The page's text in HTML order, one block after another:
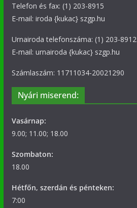
Telefon és fax: (1) 203-8915
E-mail: iroda {kukac} szgp.hu
Urnairoda telefonszáma: (1) 203-8912
E-mail: urnairoda {kukac} szgp.hu
Számlaszám: 11711034-20021290
Nyári miserend:
Vasárnap:
9.00; 11.00; 18.00
Szombaton:
18.00
Hétfőn, szerdán és pénteken:
7:00